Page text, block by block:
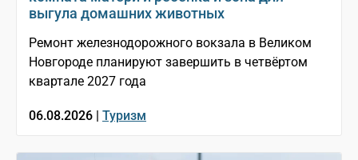
выгула домашних животных
Ремонт железнодорожного вокзала в Великом
Новгороде планируют завершить в четвёртом
квартале 2027 года
06.08.2026 | Туризм